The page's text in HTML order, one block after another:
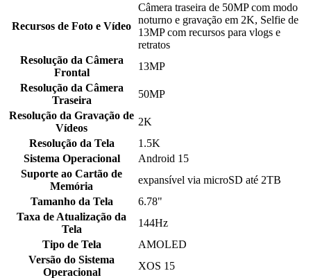
Recursos de Foto e Vídeo
Câmera traseira de 50MP com modo
noturno e gravação em 2K, Selfie de
13MP com recursos para vlogs e
retratos
Resolução da Câmera
Frontal
13MP
Resolução da Câmera
Traseira
50MP
Resolução da Gravação de
Vídeos
2K
Resolução da Tela
1.5K
Sistema Operacional
Android 15
Suporte ao Cartão de
Memória
expansível via microSD até 2TB
Tamanho da Tela
6.78"
Taxa de Atualização da
Tela
144Hz
Tipo de Tela
AMOLED
Versão do Sistema
Operacional
XOS 15